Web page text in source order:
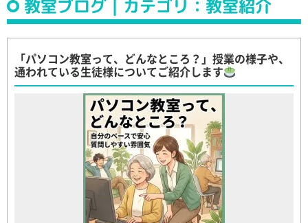
教室ブログ｜カテゴリ：教室紹介
「パソコン教室って、どんなところ？」授業の様子や、
通われている生徒様についてご紹介します